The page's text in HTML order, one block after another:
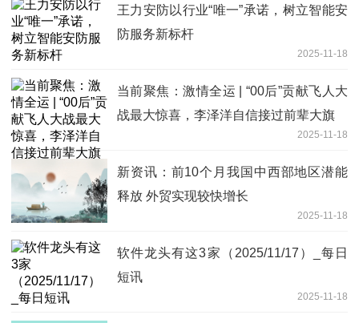
王力安防以行业“唯一”承诺，树立智能安
防服务新标杆
2025-11-18
当前聚焦：激情全运 | “00后”贡献飞人大
战最大惊喜，李泽洋自信接过前辈大旗
2025-11-18
新资讯：前10个月我国中西部地区潜能
释放 外贸实现较快增长
2025-11-18
软件龙头有这3家（2025/11/17）_每日
短讯
2025-11-18